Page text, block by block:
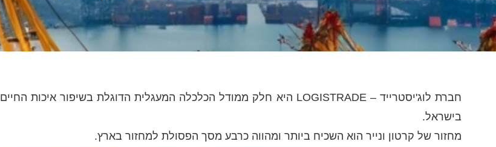
חברת לוג'יסטרייד – LOGISTRADE היא חלק ממודל הכלכלה המעגלית הדוגלת בשיפור איכות החיים
בישראל.
מחזור של קרטון ונייר הוא השכיח ביותר ומהווה כרבע מסך הפסולת למחזור בארץ.